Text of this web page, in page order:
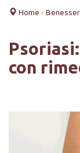
Home ›
con